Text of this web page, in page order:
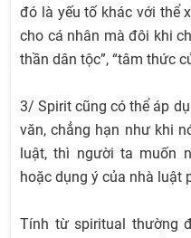
đó là yếu tố khác với thể
cho cá nhân mà đôi khi
thần dân tộc”, “tâm thức
3/ Spirit cũng có thể áp
văn, chẳng hạn như khi
luật, thì người ta muốn
hoặc dụng ý của nhà luật
Tính từ spiritual thường